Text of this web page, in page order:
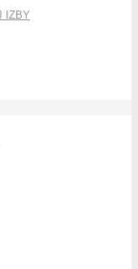
IZBY